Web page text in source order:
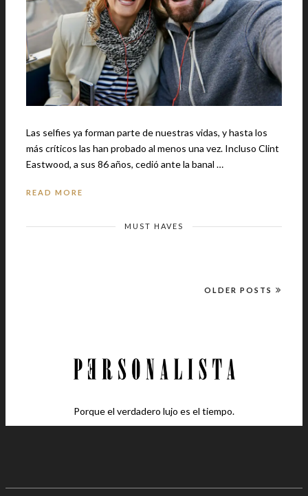
Las selfies ya forman parte de nuestras vidas, y hasta los
más críticos las han probado al menos una vez. Incluso Clint
Eastwood, a sus 86 años, cedió ante la banal …
READ MORE
MUST HAVES
OLDER POSTS
Porque el verdadero lujo es el tiempo.